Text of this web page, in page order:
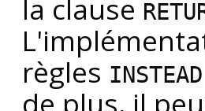
la clause
règles INSTEAD